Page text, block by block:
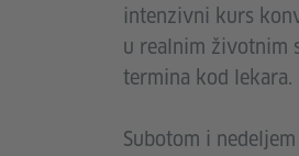
intenzivni kurs
u realnim životnim
termina kod lekara.
Subotom i